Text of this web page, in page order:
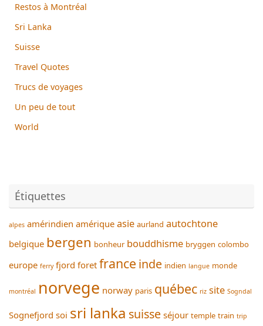
Restos à Montréal
Sri Lanka
Suisse
Travel Quotes
Trucs de voyages
Un peu de tout
World
Étiquettes
alpes amérindien amérique asie aurland autochtone
belgique bergen bonheur bouddhisme bryggen colombo
europe ferry fjord foret france inde indien langue monde
montréal norvege norway paris québec riz site Sogndal
Sognefjord soi sri lanka suisse séjour temple train trip